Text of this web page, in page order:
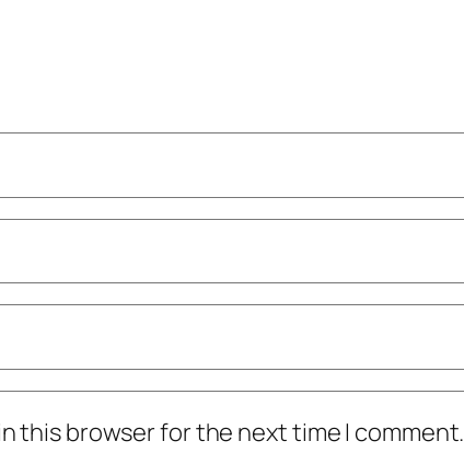
this browser for the next time I comment.